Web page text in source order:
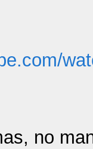
no